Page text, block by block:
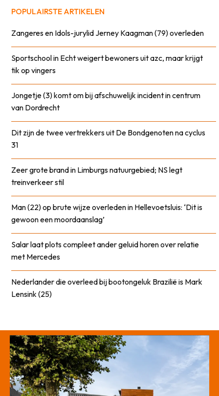
POPULAIRSTE ARTIKELEN
Zangeres en Idols-jurylid Jerney Kaagman (79) overleden
Sportschool in Echt weigert bewoners uit azc, maar krijgt
tik op vingers
Jongetje (3) komt om bij afschuwelijk incident in centrum
van Dordrecht
Dit zijn de twee vertrekkers uit De Bondgenoten na cyclus
31
Zeer grote brand in Limburgs natuurgebied; NS legt
treinverkeer stil
Man (22) op brute wijze overleden in Hellevoetsluis: ‘Dit is
gewoon een moordaanslag’
Salar laat plots compleet ander geluid horen over relatie
met Mercedes
Nederlander die overleed bij bootongeluk Brazilië is Mark
Lensink (25)